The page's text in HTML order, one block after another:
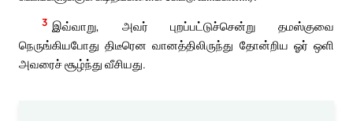
3 இவ்வாறு, அவர் புறப்பட்டுச்சென்று தமஸ்குவை
நெருங்கியபோது திடீரென வானத்திலிருந்து தோன்றிய ஓர் ஒளி
அவரைச் சூழ்ந்து வீசியது.